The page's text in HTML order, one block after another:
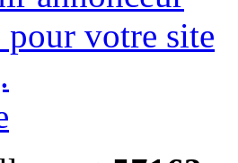
votre site